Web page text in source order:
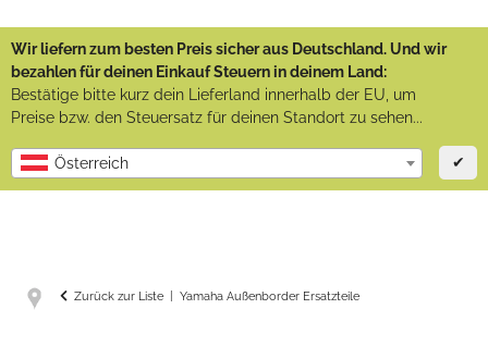
Wir liefern zum besten Preis sicher aus Deutschland. Und wir
bezahlen für deinen Einkauf Steuern in deinem Land:
Bestätige bitte kurz dein Lieferland innerhalb der EU, um
Preise bzw. den Steuersatz für deinen Standort zu sehen...
Österreich ✔
Zurück zur Liste Yamaha Außenborder Ersatzteile